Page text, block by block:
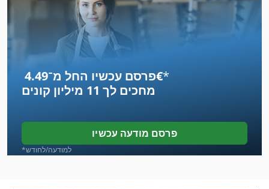
Hammel
Henning
Jansen
Lorenz
Nagel Rinak
פרסם עכשיו החל מ־‏4.49 ‏€*
מחכים לך 11 מיליון קונים
פרסם מודעה עכשיו
*למודעה/לחודש